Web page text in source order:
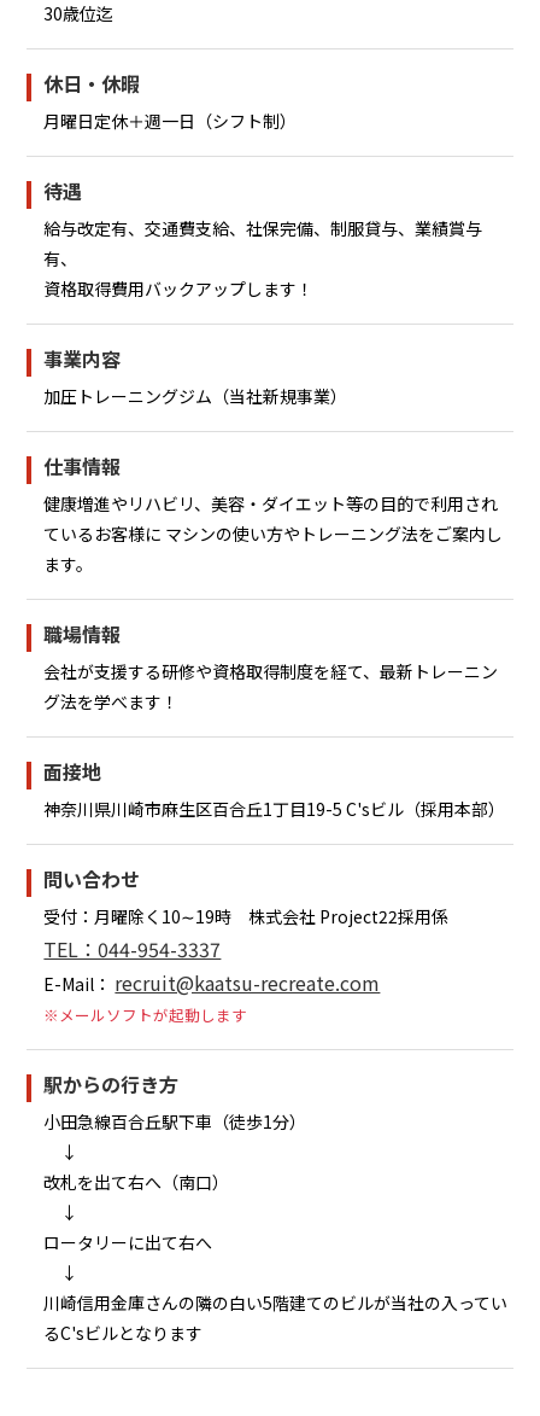
30歳位迄
休日・休暇
月曜日定休＋週一日（シフト制）
待遇
給与改定有、交通費支給、社保完備、制服貸与、業績賞与
有、
資格取得費用バックアップします！
事業内容
加圧トレーニングジム（当社新規事業）
仕事情報
健康増進やリハビリ、美容・ダイエット等の目的で利用され
ているお客様に マシンの使い方やトレーニング法をご案内し
ます。
職場情報
会社が支援する研修や資格取得制度を経て、最新トレーニン
グ法を学べます！
面接地
神奈川県川崎市麻生区百合丘1丁目19-5 C'sビル（採用本部）
問い合わせ
受付：月曜除く10∼19時 株式会社 Project22採用係
TEL：044-954-3337
E-Mail： recruit@kaatsu-recreate.com
※メールソフトが起動します
駅からの行き方
小田急線百合丘駅下車（徒歩1分）
↓
改札を出て右へ（南口）
↓
ロータリーに出て右へ
↓
川崎信用金庫さんの隣の白い5階建てのビルが当社の入ってい
るC'sビルとなります